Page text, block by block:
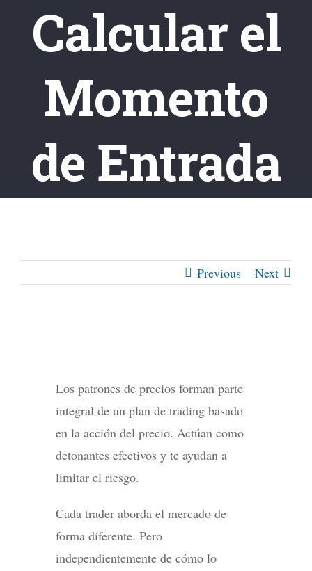
Calcular el
Momento
de Entrada
Previous Next
Los patrones de precios forman parte
integral de un plan de trading basado
en la acción del precio. Actúan como
detonantes efectivos y te ayudan a
limitar el riesgo.
Cada trader aborda el mercado de
forma diferente. Pero
independientemente de cómo lo